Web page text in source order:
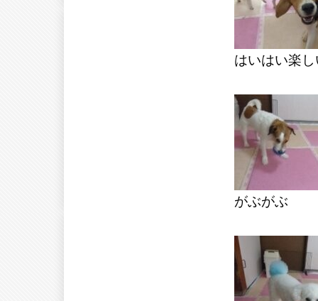
はいはい楽
がぶがぶ